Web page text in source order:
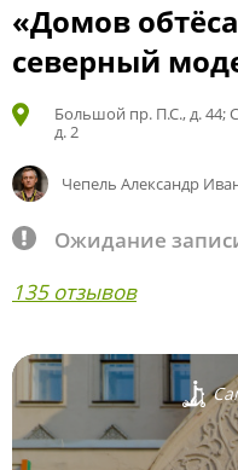
«Домов
северный
Большой пр. П.С., д. 44;
д. 2
Чепель Александр
Ожидание
135 отзывов